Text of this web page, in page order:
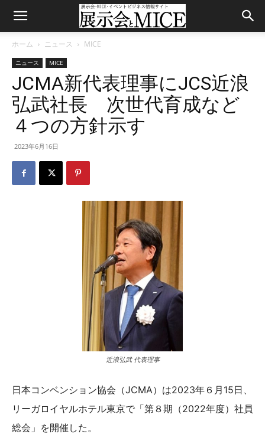
ホーム ニュース MICE
ニュース MICE
JCMA新代表理事にJCS近浪
弘武社長 次世代育成など
４つの方針示す
2023年6月16日
近浪弘武 代表理事
日本コンベンション協会（JCMA）は2023年６月15日、
リーガロイヤルホテル東京で「第８期（2022年度）社員
総会」を開催した。